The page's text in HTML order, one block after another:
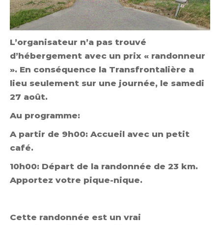
L’organisateur n’a pas trouvé
d’hébergement avec un prix « randonneur
». En conséquence la Transfrontalière a
lieu seulement sur une journée, le samedi
27 août.
Au programme:
A partir de 9h00: Accueil avec un petit
café.
10h00: Départ de la randonnée de 23 km.
Apportez votre pique-nique.
Cette randonnée est un vrai